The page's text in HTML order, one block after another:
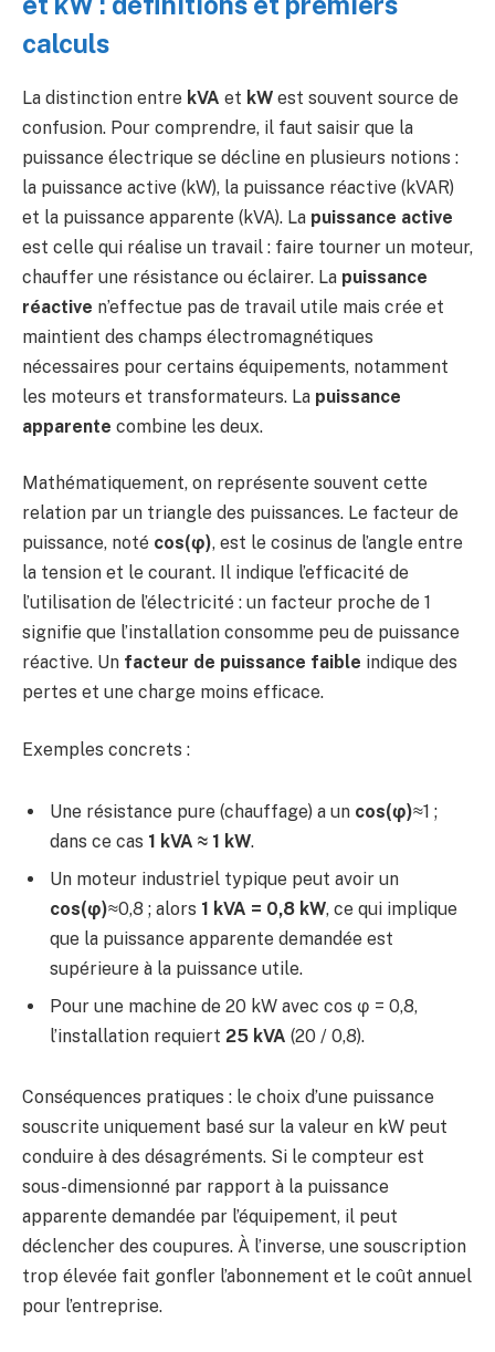
calculs
La distinction entre kVA et kW est souvent source de
confusion. Pour comprendre, il faut saisir que la
puissance électrique se décline en plusieurs notions :
la puissance active (kW), la puissance réactive (kVAR)
et la puissance apparente (kVA). La puissance active
est celle qui réalise un travail : faire tourner un moteur,
chauffer une résistance ou éclairer. La puissance
réactive n’effectue pas de travail utile mais crée et
maintient des champs électromagnétiques
nécessaires pour certains équipements, notamment
les moteurs et transformateurs. La puissance
apparente combine les deux.
Mathématiquement, on représente souvent cette
relation par un triangle des puissances. Le facteur de
puissance, noté cos(φ), est le cosinus de l’angle entre
la tension et le courant. Il indique l’efficacité de
l’utilisation de l’électricité : un facteur proche de 1
signifie que l’installation consomme peu de puissance
réactive. Un facteur de puissance faible indique des
pertes et une charge moins efficace.
Exemples concrets :
Une résistance pure (chauffage) a un cos(φ)≈1 ;
dans ce cas 1 kVA ≈ 1 kW.
Un moteur industriel typique peut avoir un
cos(φ)≈0,8 ; alors 1 kVA = 0,8 kW, ce qui implique
que la puissance apparente demandée est
supérieure à la puissance utile.
Pour une machine de 20 kW avec cos φ = 0,8,
l’installation requiert 25 kVA (20 / 0,8).
Conséquences pratiques : le choix d’une puissance
souscrite uniquement basé sur la valeur en kW peut
conduire à des désagréments. Si le compteur est
sous-dimensionné par rapport à la puissance
apparente demandée par l’équipement, il peut
déclencher des coupures. À l’inverse, une souscription
trop élevée fait gonfler l’abonnement et le coût annuel
pour l’entreprise.